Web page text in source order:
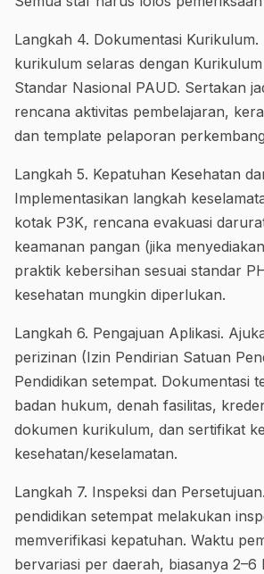
Langkah 4. Dokumentasi
kurikulum selaras dengan
Standar Nasional PAUD. Sertakan
rencana aktivitas pembelajaran,
dan template pelaporan
Langkah 5. Kepatuhan Kesehatan
Implementasikan langkah
kotak P3K, rencana evakuasi
keamanan pangan (jika
praktik kebersihan sesuai standar
kesehatan mungkin diperlukan.
Langkah 6. Pengajuan Aplikasi.
perizinan (Izin Pendirian Satuan
Pendidikan setempat. Dokumentasi
badan hukum, denah fasilitas,
dokumen kurikulum, dan sertifikat
kesehatan/keselamatan.
Langkah 7. Inspeksi dan
pendidikan setempat melakukan
memverifikasi kepatuhan. Waktu
bervariasi per daerah, biasanya 2–6